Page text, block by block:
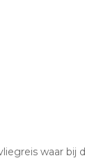
waar bij